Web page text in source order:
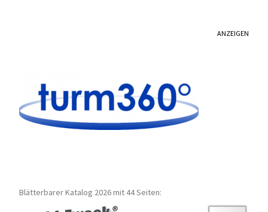
ANZEIGEN
Blätterbarer Katalog 2026 mit 44 Seiten: